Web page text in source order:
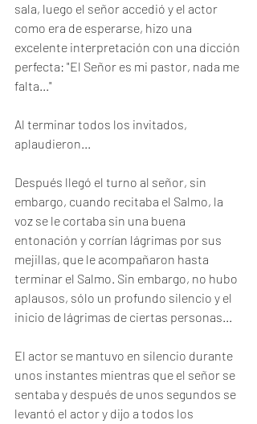
sala, luego el señor accedió y el actor
como era de esperarse, hizo una
excelente interpretación con una dicción
perfecta: "El Señor es mi pastor, nada me
falta..."
Al terminar todos los invitados,
aplaudieron...
Después llegó el turno al señor, sin
embargo, cuando recitaba el Salmo, la
voz se le cortaba sin una buena
entonación y corrían lágrimas por sus
mejillas, que le acompañaron hasta
terminar el Salmo. Sin embargo, no hubo
aplausos, sólo un profundo silencio y el
inicio de lágrimas de ciertas personas...
El actor se mantuvo en silencio durante
unos instantes mientras que el señor se
sentaba y después de unos segundos se
levantó el actor y dijo a todos los